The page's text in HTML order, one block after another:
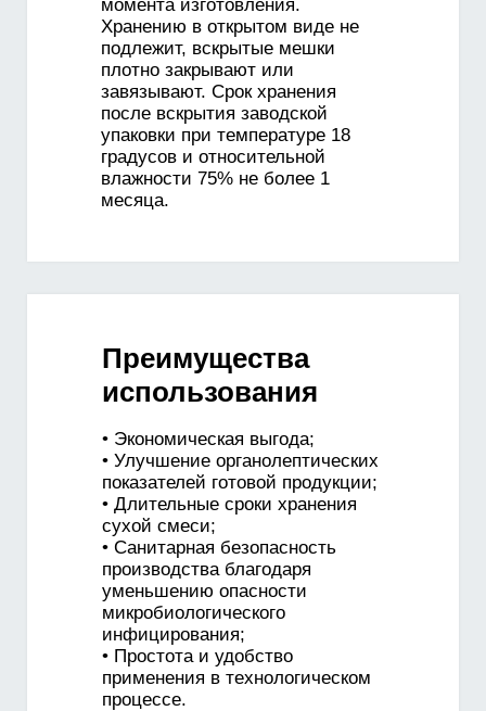
момента изготовления.
Хранению в открытом виде не
подлежит, вскрытые мешки
плотно закрывают или
завязывают. Срок хранения
после вскрытия заводской
упаковки при температуре 18
градусов и относительной
влажности 75% не более 1
месяца.
Преимущества
использования
• Экономическая выгода;
• Улучшение органолептических
показателей готовой продукции;
• Длительные сроки хранения
сухой смеси;
• Санитарная безопасность
производства благодаря
уменьшению опасности
микробиологического
инфицирования;
• Простота и удобство
применения в технологическом
процессе.